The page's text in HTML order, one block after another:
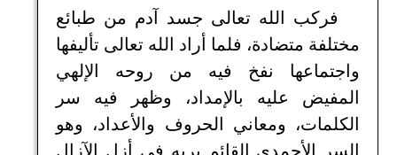
فركب الله تعالى جسد آدم من طبائع
مختلفة متضادة، فلما أراد الله تعالى تأليفها
واجتماعها نفخ فيه من روحه الإلهي
المفيض عليه بالإمداد، وظهر فيه سر
الكلمات، ومعاني الحروف والأعداد، وهو
السر الأحمدي القائم بربه في أزل الآزال